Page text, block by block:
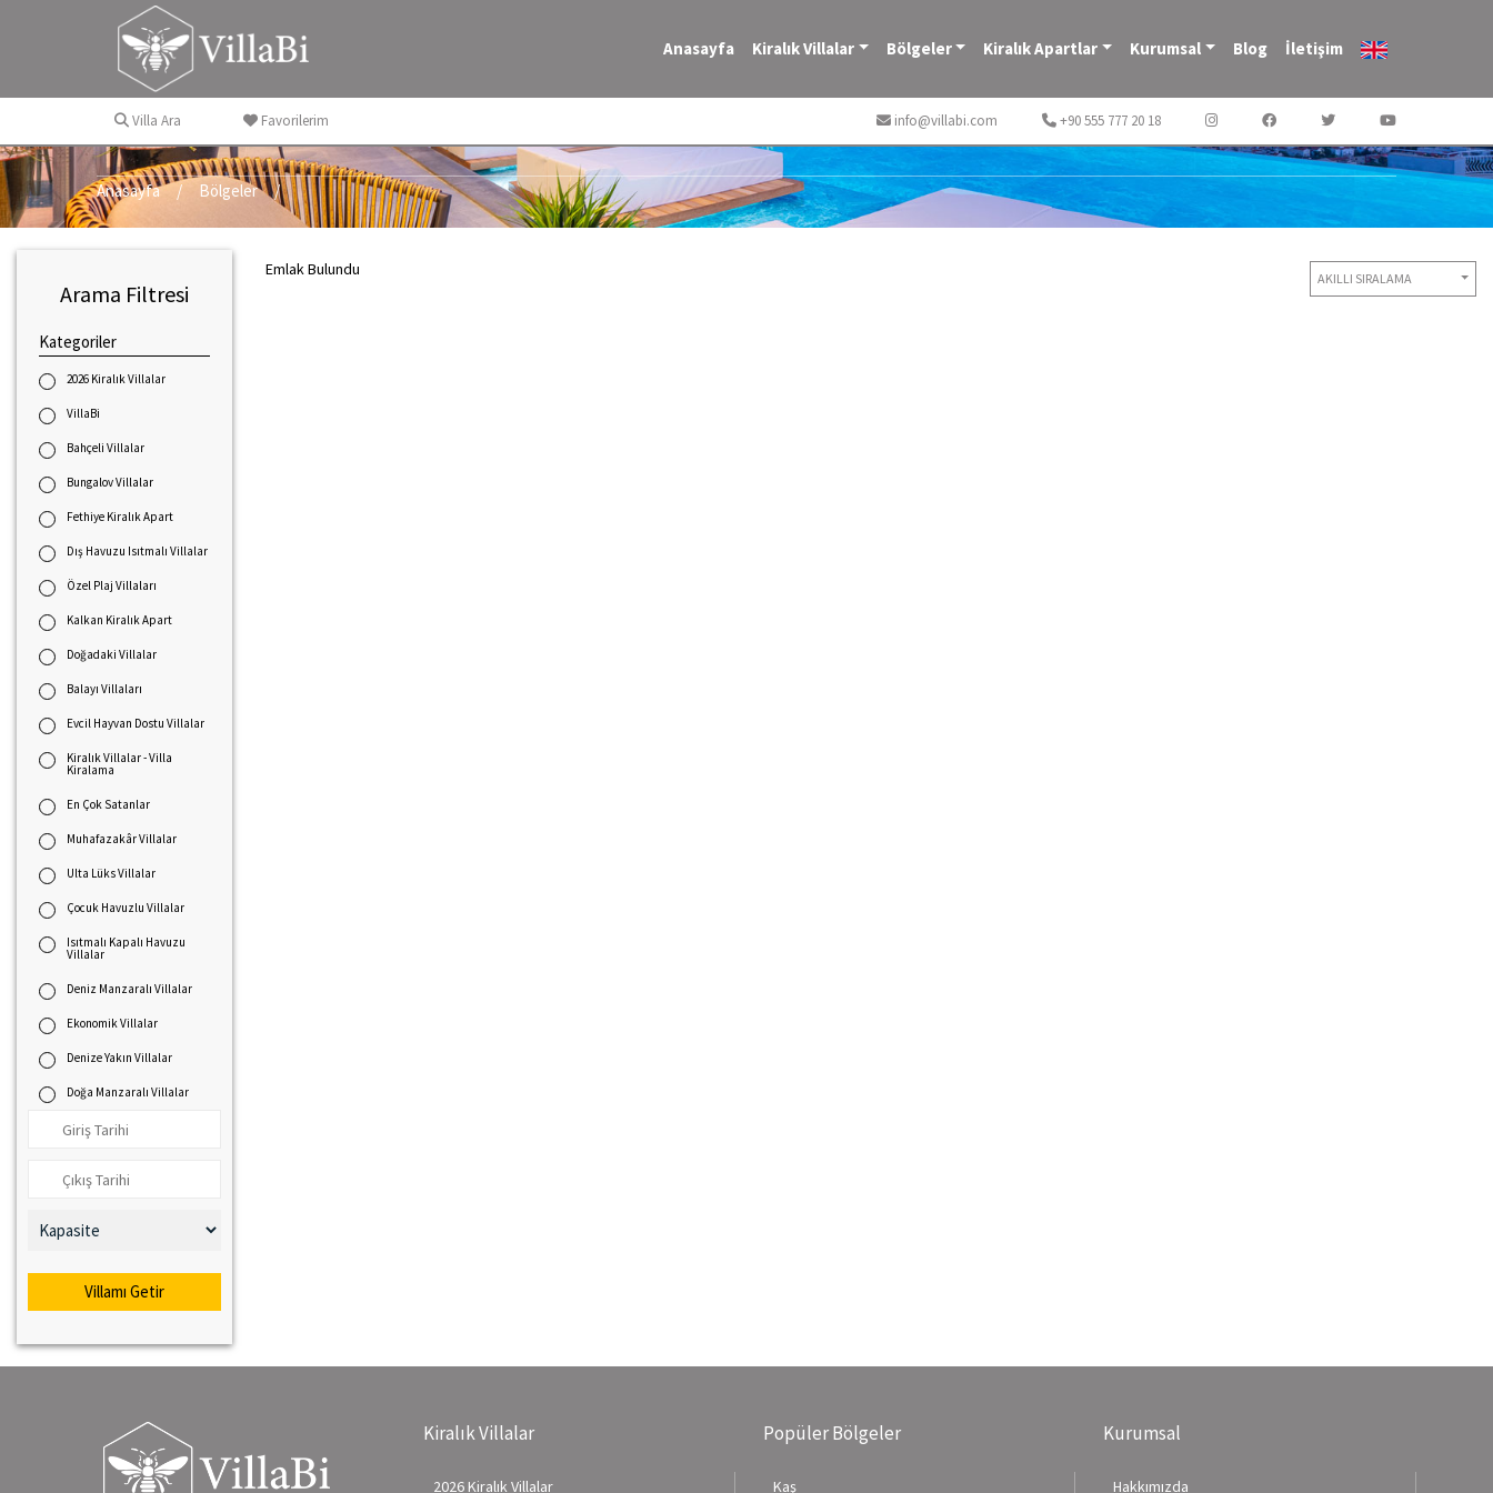
Anasayfa Kiralık Villalar Bölgeler Kiralık Apartlar Kurumsal Blog İletişim
Villa Ara Favorilerim info@villabi.com +90 555 777 20 18
Anasayfa Bölgeler
Arama Filtresi
Kategoriler
2026 Kiralık Villalar
VillaBi
Bahçeli Villalar
Bungalov Villalar
Fethiye Kiralık Apart
Dış Havuzu Isıtmalı Villalar
Özel Plaj Villaları
Kalkan Kiralık Apart
Doğadaki Villalar
Balayı Villaları
Evcil Hayvan Dostu Villalar
Kiralık Villalar - Villa
Kiralama
En Çok Satanlar
Muhafazakâr Villalar
Ulta Lüks Villalar
Çocuk Havuzlu Villalar
Isıtmalı Kapalı Havuzu
Villalar
Deniz Manzaralı Villalar
Ekonomik Villalar
Denize Yakın Villalar
Doğa Manzaralı Villalar
Villamı Getir
Emlak Bulundu AKILLI SIRALAMA
Kiralık Villalar
2026 Kiralık Villalar
Popüler Bölgeler
Kaş
Kurumsal
Hakkımızda